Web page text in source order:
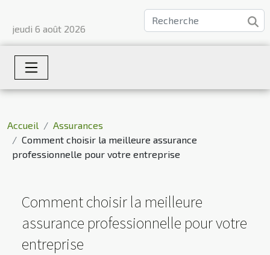
jeudi 6 août 2026
Accueil
Assurances
Comment choisir la meilleure assurance
professionnelle pour votre entreprise
Comment choisir la meilleure
assurance professionnelle pour votre
entreprise